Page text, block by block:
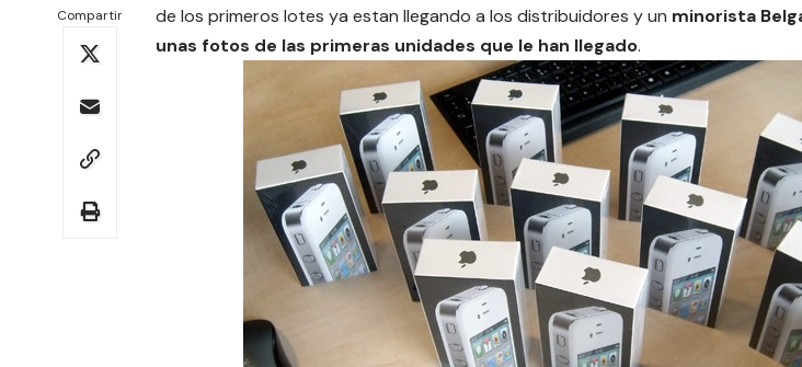
Compartir
de los primeros lotes ya estan llegando a los distribuidores y un minorista
unas fotos de las primeras unidades que le han llegado.